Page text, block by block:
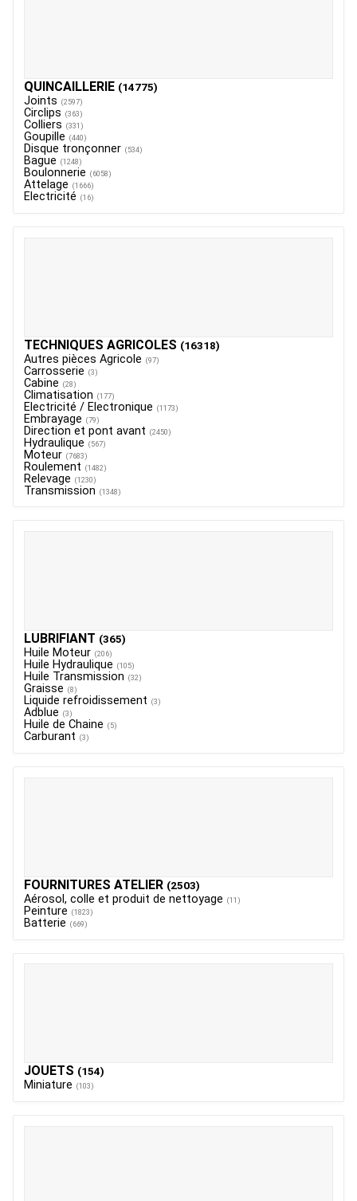
QUINCAILLERIE (14775)
Joints (2597)
Circlips (363)
Colliers (331)
Goupille (440)
Disque tronçonner (534)
Bague (1248)
Boulonnerie (6058)
Attelage (1666)
Electricité (16)
TECHNIQUES AGRICOLES (16318)
Autres pièces Agricole (97)
Carrosserie (3)
Cabine (28)
Climatisation (177)
Electricité / Electronique (1173)
Embrayage (79)
Direction et pont avant (2450)
Hydraulique (567)
Moteur (7683)
Roulement (1482)
Relevage (1230)
Transmission (1348)
LUBRIFIANT (365)
Huile Moteur (206)
Huile Hydraulique (105)
Huile Transmission (32)
Graisse (8)
Liquide refroidissement (3)
Adblue (3)
Huile de Chaine (5)
Carburant (3)
FOURNITURES ATELIER (2503)
Aérosol, colle et produit de nettoyage (11)
Peinture (1823)
Batterie (669)
JOUETS (154)
Miniature (103)